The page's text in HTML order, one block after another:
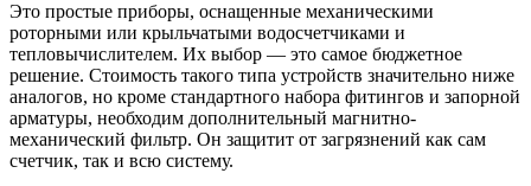
Это простые приборы, оснащенные механическими
роторными или крыльчатыми водосчетчиками и
тепловычислителем. Их выбор — это самое бюджетное
решение. Стоимость такого типа устройств значительно ниже
аналогов, но кроме стандартного набора фитингов и запорной
арматуры, необходим дополнительный магнитно-
механический фильтр. Он защитит от загрязнений как сам
счетчик, так и всю систему.